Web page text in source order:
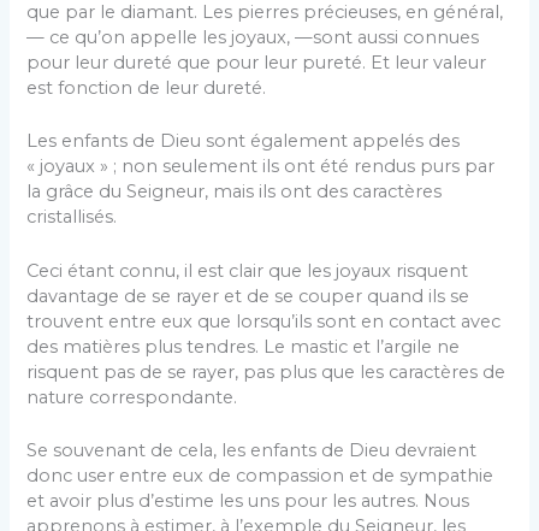
que par le diamant. Les pierres précieuses, en général,
— ce qu’on appelle les joyaux, —sont aussi connues
pour leur dureté que pour leur pureté. Et leur valeur
est fonction de leur dureté.
Les enfants de Dieu sont également appelés des
« joyaux » ; non seulement ils ont été rendus purs par
la grâce du Seigneur, mais ils ont des caractères
cristallisés.
Ceci étant connu, il est clair que les joyaux risquent
davantage de se rayer et de se couper quand ils se
trouvent entre eux que lorsqu’ils sont en contact avec
des matières plus tendres. Le mastic et l’argile ne
risquent pas de se rayer, pas plus que les caractères de
nature correspondante.
Se souvenant de cela, les enfants de Dieu devraient
donc user entre eux de compassion et de sympathie
et avoir plus d’estime les uns pour les autres. Nous
apprenons à estimer, à l’exemple du Seigneur, les